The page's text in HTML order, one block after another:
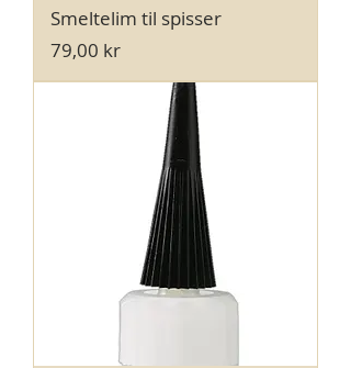
Smeltelim til spisser
Pris
79,00 kr